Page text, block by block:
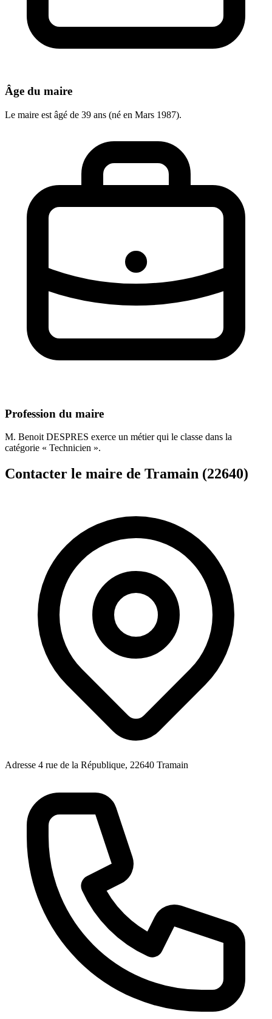
Âge du maire
Le maire est âgé de 39 ans (né en Mars 1987).
Profession du maire
M. Benoit DESPRES exerce un métier qui le classe dans la
catégorie « Technicien ».
Contacter le maire de Tramain (22640)
Adresse 4 rue de la République, 22640 Tramain